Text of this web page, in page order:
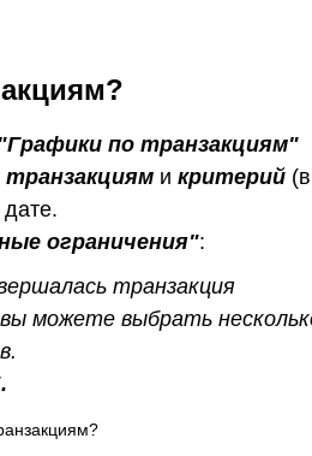
по транзакциям"
транзакциям и критерий
ограничения":
транзакция
можете выбрать